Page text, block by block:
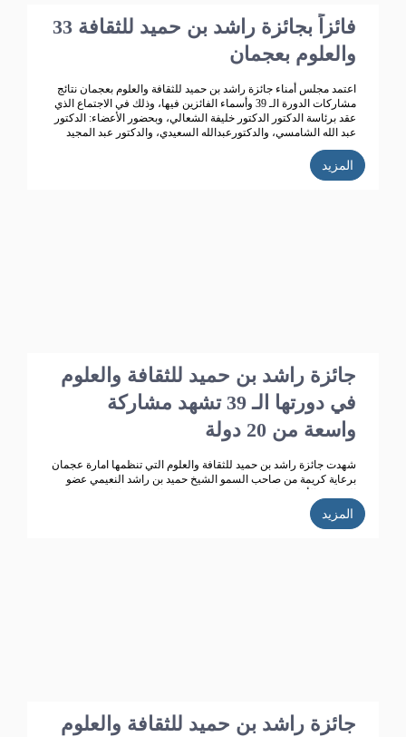
33 فائزاً بجائزة راشد بن حميد للثقافة
والعلوم بعجمان
اعتمد مجلس أمناء جائزة راشد بن حميد للثقافة والعلوم بعجمان نتائج
مشاركات الدورة الـ 39 وأسماء الفائزين فيها، وذلك في الاجتماع الذي
عقد برئاسة الدكتور الدكتور خليفة الشعالي، وبحضور الأعضاء: الدكتور
عبد الله الشامسي، والدكتورعبدالله السعيدي، والدكتور عبد المجيد
الخاجة، والدكتور خالد الخاجة، والدكتور سيف الشعالي، والدكتورة نهلة
القاسمي، وأحمد حبيب الغريب، وخميس عبدالله، ونجيبة محمد
الرفاعي. وفائقة هلال بو هزاع
المزيد
جائزة راشد بن حميد للثقافة والعلوم
في دورتها الـ 39 تشهد مشاركة
واسعة من 20 دولة
شهدت جائزة راشد بن حميد للثقافة والعلوم التي تنظمها امارة عجمان
برعاية كريمة من صاحب السمو الشيخ حميد بن راشد النعيمي عضو
بن صقر آل نهيان رئيسة جمعية أم المؤمنين ، تطوراً كبيراً وانتشاراً
المزيد
جائزة راشد بن حميد للثقافة والعلوم